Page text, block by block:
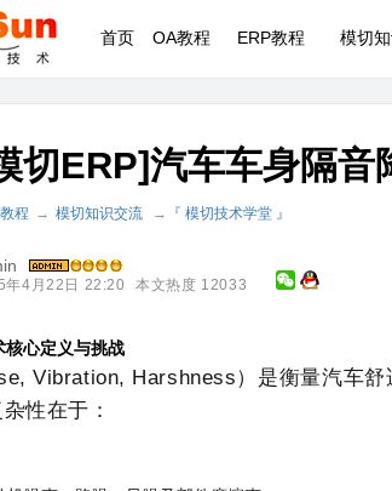
首页 OA教程 ERP教程 模切
切ERP]汽车车身隔音
程 → 模切知识交流 → 『 模切技术学堂 』
年4月22日 22:20 本文热度 12033
核心定义与挑战
Vibration, Harshness）是衡量汽车
性在于：